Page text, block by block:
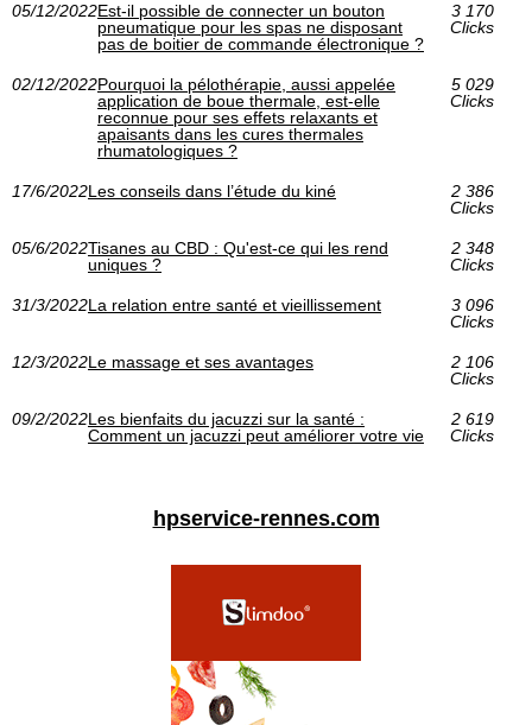
05/12/2022Est-il possible de connecter un bouton
pneumatique pour les spas ne disposant
pas de boitier de commande électronique ?
3 170
Clicks
02/12/2022Pourquoi la pélothérapie, aussi appelée
application de boue thermale, est-elle
reconnue pour ses effets relaxants et
apaisants dans les cures thermales
rhumatologiques ?
5 029
Clicks
17/6/2022Les conseils dans l’étude du kiné
2 386
Clicks
05/6/2022Tisanes au CBD : Qu'est-ce qui les rend
uniques ?
2 348
Clicks
31/3/2022La relation entre santé et vieillissement
3 096
Clicks
12/3/2022Le massage et ses avantages
2 106
Clicks
09/2/2022Les bienfaits du jacuzzi sur la santé :
Comment un jacuzzi peut améliorer votre vie
2 619
Clicks
hpservice-rennes.com